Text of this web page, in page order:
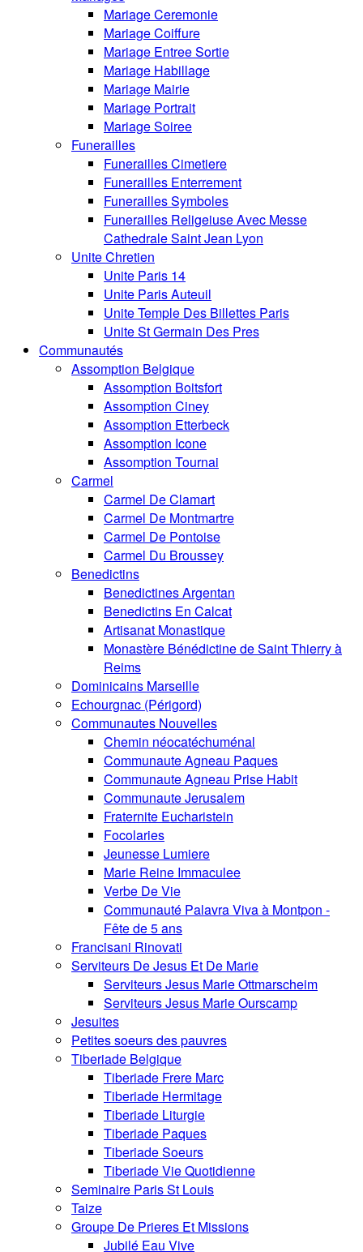
Mariage Ceremonie
Mariage Coiffure
Mariage Entree Sortie
Mariage Habillage
Mariage Mairie
Mariage Portrait
Mariage Soiree
Funerailles
Funerailles Cimetiere
Funerailles Enterrement
Funerailles Symboles
Funerailles Religeiuse Avec Messe
Cathedrale Saint Jean Lyon
Unite Chretien
Unite Paris 14
Unite Paris Auteuil
Unite Temple Des Billettes Paris
Unite St Germain Des Pres
Communautés
Assomption Belgique
Assomption Boitsfort
Assomption Ciney
Assomption Etterbeck
Assomption Icone
Assomption Tournai
Carmel
Carmel De Clamart
Carmel De Montmartre
Carmel De Pontoise
Carmel Du Broussey
Benedictins
Benedictines Argentan
Benedictins En Calcat
Artisanat Monastique
Monastère Bénédictine de Saint Thierry à
Reims
Dominicains Marseille
Echourgnac (Périgord)
Communautes Nouvelles
Chemin néocatéchuménal
Communaute Agneau Paques
Communaute Agneau Prise Habit
Communaute Jerusalem
Fraternite Eucharistein
Focolaries
Jeunesse Lumiere
Marie Reine Immaculee
Verbe De Vie
Communauté Palavra Viva à Montpon -
Fête de 5 ans
Francisani Rinovati
Serviteurs De Jesus Et De Marie
Serviteurs Jesus Marie Ottmarscheim
Serviteurs Jesus Marie Ourscamp
Jesuites
Petites soeurs des pauvres
Tiberiade Belgique
Tiberiade Frere Marc
Tiberiade Hermitage
Tiberiade Liturgie
Tiberiade Paques
Tiberiade Soeurs
Tiberiade Vie Quotidienne
Seminaire Paris St Louis
Taize
Groupe De Prieres Et Missions
Jubilé Eau Vive